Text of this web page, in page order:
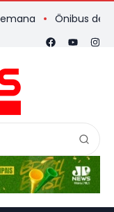
Ônibus de